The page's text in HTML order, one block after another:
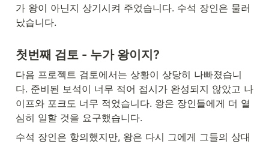
가 왕이 아닌지 상기시켜 주었습니다. 수석 장인은 물러
났습니다.
첫번째 검토 - 누가 왕이지?
다음 프로젝트 검토에서는 상황이 상당히 나빠졌습니
다. 준비된 보석이 너무 적어 접시가 완성되지 않았고 나
이프와 포크도 너무 적었습니다. 왕은 장인들에게 더 열
심히 일할 것을 요구했습니다.
수석 장인은 항의했지만, 왕은 다시 그에게 그들의 상대